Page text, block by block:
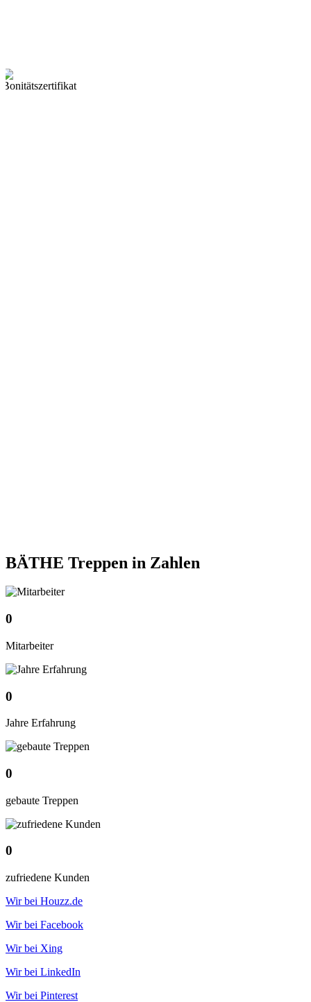
BÄTHE Treppen in Zahlen
0
Mitarbeiter
0
Jahre Erfahrung
0
gebaute Treppen
0
zufriedene Kunden
Wir bei Houzz.de
Wir bei Facebook
Wir bei Xing
Wir bei LinkedIn
Wir bei Pinterest